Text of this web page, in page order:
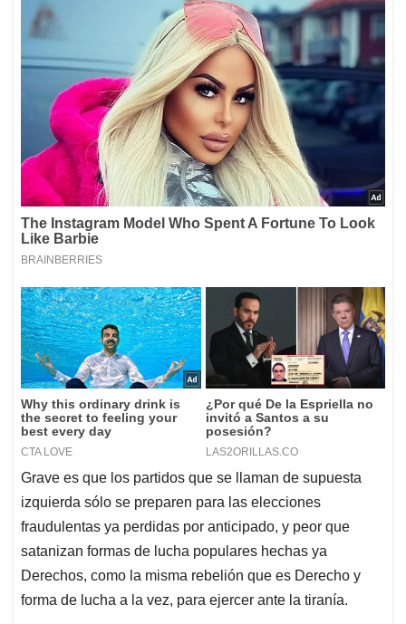
Grave es que los partidos que se llaman de supuesta
izquierda sólo se preparen para las elecciones
fraudulentas ya perdidas por anticipado, y peor que
satanizan formas de lucha populares hechas ya
Derechos, como la misma rebelión que es Derecho y
forma de lucha a la vez, para ejercer ante la tiranía.